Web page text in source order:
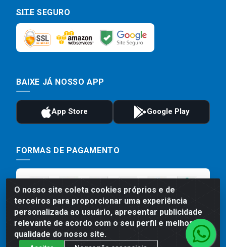
O nosso site coleta cookies próprios e de
terceiros para proporcionar uma experiência
personalizada ao usuário, apresentar publicidade
relevante de acordo com o seu perfil e melhorar a
qualidade do nosso site.
SITE SEGURO
BAIXE JÁ NOSSO APP
FORMAS DE PAGAMENTO